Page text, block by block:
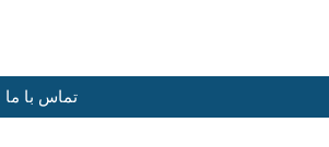
تماس با ما